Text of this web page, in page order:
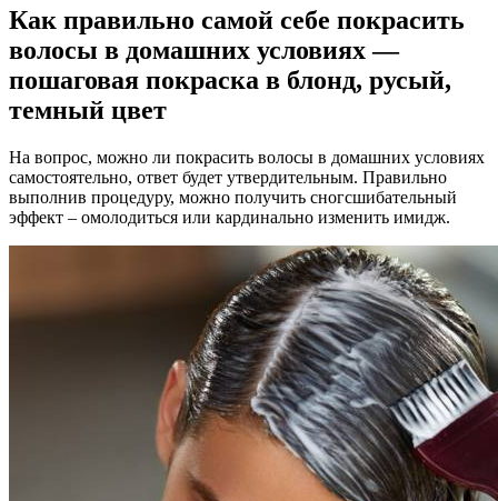
Как правильно самой себе покрасить
волосы в домашних условиях —
пошаговая покраска в блонд, русый,
темный цвет
На вопрос, можно ли покрасить волосы в домашних условиях
самостоятельно, ответ будет утвердительным. Правильно
выполнив процедуру, можно получить сногсшибательный
эффект – омолодиться или кардинально изменить имидж.